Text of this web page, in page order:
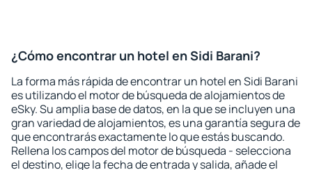
¿Cómo encontrar un hotel en Sidi Barani?
La forma más rápida de encontrar un hotel en Sidi Barani
es utilizando el motor de búsqueda de alojamientos de
eSky. Su amplia base de datos, en la que se incluyen una
gran variedad de alojamientos, es una garantía segura de
que encontrarás exactamente lo que estás buscando.
Rellena los campos del motor de búsqueda - selecciona
el destino, elige la fecha de entrada y salida, añade el